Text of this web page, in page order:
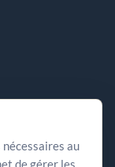
comprendre les
au
de gérer les